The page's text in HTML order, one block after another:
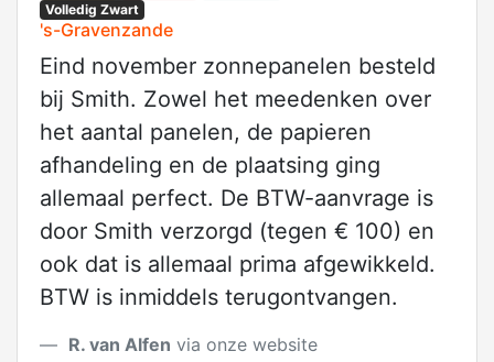
Volledig Zwart
's-Gravenzande
Eind november zonnepanelen besteld
bij Smith. Zowel het meedenken over
het aantal panelen, de papieren
afhandeling en de plaatsing ging
allemaal perfect. De BTW-aanvrage is
door Smith verzorgd (tegen € 100) en
ook dat is allemaal prima afgewikkeld.
BTW is inmiddels terugontvangen.
R. van Alfen via onze website